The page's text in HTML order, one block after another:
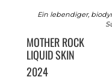
Ein lebendiger,
MOTHER ROCK
LIQUID SKIN
2024